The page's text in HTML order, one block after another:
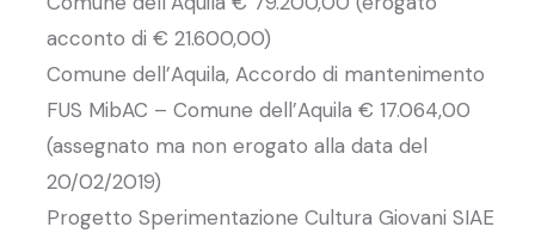
acconto di € 21.600,00)
Comune dell’Aquila, Accordo di mantenimento
FUS MibAC – Comune dell’Aquila € 17.064,00
(assegnato ma non erogato alla data del
20/02/2019)
Progetto Sperimentazione Cultura Giovani SIAE